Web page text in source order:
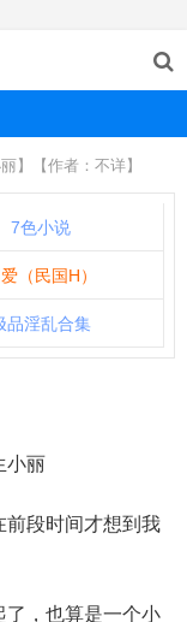
】【作者：不详】
7色小说
（民国H）
品淫乱合集
段时间才想到我
，也算是一个小